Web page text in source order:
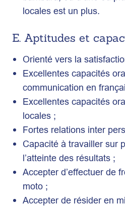
locales est un plus.
E. Aptitudes et
Orienté vers la
Excellentes capacités
communication en
Excellentes capacités
locales ;
Fortes relations inter
Capacité à travailler sur
l’atteinte des résultats ;
Accepter d’effectuer de
moto ;
Accepter de résider en